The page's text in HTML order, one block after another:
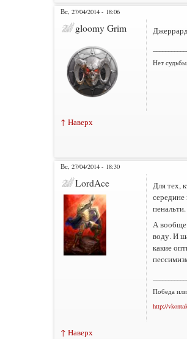
Вс, 27/04/2014 - 18:06
gloomy Grim
Нет
↑ Наверх
Вс, 27/04/2014 - 18:30
LordAce
Для тех,
пенальти.
А вообще
воду. И
какие
Победа
http://
↑ Наверх